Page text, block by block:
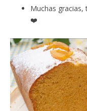
Muchas
❤️